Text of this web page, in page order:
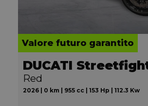
Valore futuro garantito
Red
2026 | 0 km | 955 cc | 153 Hp | 112.3 Kw